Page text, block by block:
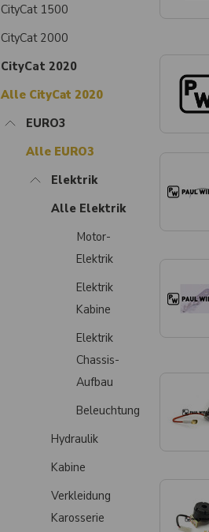
CityCat 1500
CityCat 2000
CityCat 2020
Alle CityCat 2020
EURO3
Alle EURO3
Elektrik
Alle Elektrik
Motor-
Elektrik
Elektrik
Kabine
Elektrik
Chassis-
Aufbau
Beleuchtung
Hydraulik
Kabine
Verkleidung
Karosserie